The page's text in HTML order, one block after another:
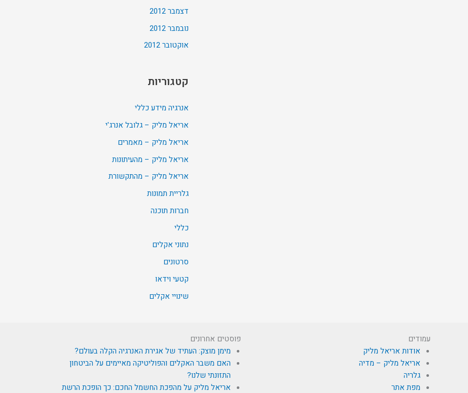
דצמבר 2012
נובמבר 2012
אוקטובר 2012
קטגוריות
אנרגיה מידע כללי
אריאל מליק – גלובל אנרג'י
אריאל מליק – מאמרים
אריאל מליק – מהעיתונות
אריאל מליק – מהתקשורת
גלריית תמונות
חברות תוכנה
כללי
נתוני אקלים
סרטונים
קטעי וידאו
שינויי אקלים
עמודים
אודות אריאל מליק
אריאל מליק – מדיה
גלריה
מפת אתר
פוסטים אחרונים
מימן מוצק: העתיד של אגירת האנרגיה הקלה בעולם?
האם משבר האקלים והפוליטיקה מאיימים על הביטחון
התזונתי שלנו?
אריאל מליק על מהפכת החשמל החכם: כך הופכת הרשת